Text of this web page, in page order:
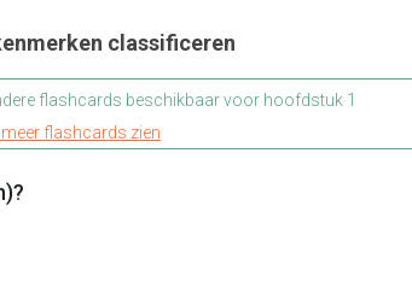
classificeren
flashcards beschikbaar voor hoofdstuk 1
meer flashcards zien